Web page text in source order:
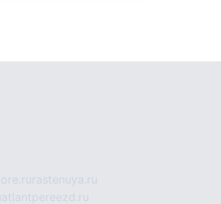
rastenuya.ru
atlantpereezd.ru